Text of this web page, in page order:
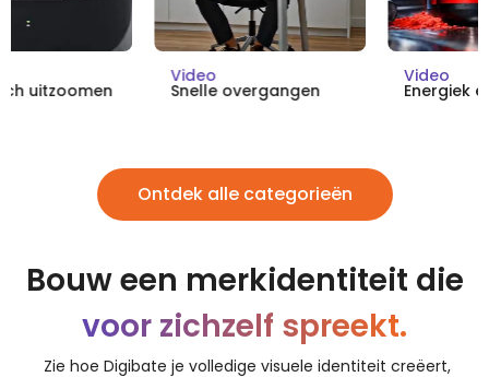
Snelle overgangen Energiek effect
Ontdek alle categorieën
Bouw een merkidentiteit die
voor zichzelf spreekt.
Zie hoe Digibate je volledige visuele identiteit creëert,